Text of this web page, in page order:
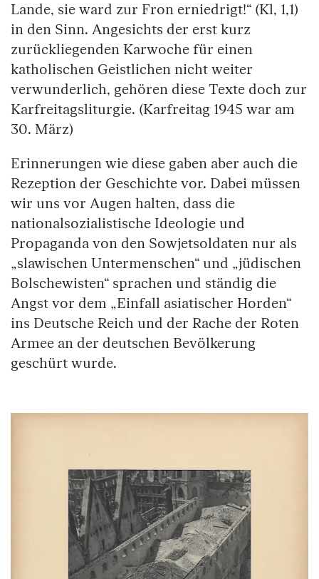
Lande, sie ward zur Fron erniedrigt!“ (Kl, 1,1)
in den Sinn. Angesichts der erst kurz
zurückliegenden Karwoche für einen
katholischen Geistlichen nicht weiter
verwunderlich, gehören diese Texte doch zur
Karfreitagsliturgie. (Karfreitag 1945 war am
30. März)
Erinnerungen wie diese gaben aber auch die
Rezeption der Geschichte vor. Dabei müssen
wir uns vor Augen halten, dass die
nationalsozialistische Ideologie und
Propaganda von den Sowjetsoldaten nur als
„slawischen Untermenschen“ und „jüdischen
Bolschewisten“ sprachen und ständig die
Angst vor dem „Einfall asiatischer Horden“
ins Deutsche Reich und der Rache der Roten
Armee an der deutschen Bevölkerung
geschürt wurde.